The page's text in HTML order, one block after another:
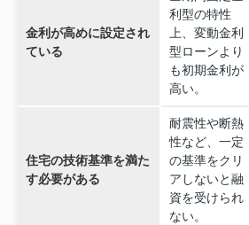
金利が高めに設定され
ている
利型の特性
上、変動金利
型ローンより
も初期金利が
高い。
住宅の技術基準を満た
す必要がある
耐震性や断熱
性など、一定
の基準をクリ
アしないと融
資を受けられ
ない。